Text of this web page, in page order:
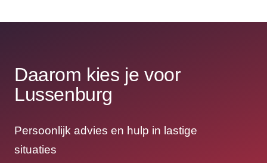
Daarom kies je voor
Lussenburg
Persoonlijk advies en hulp in lastige
situaties